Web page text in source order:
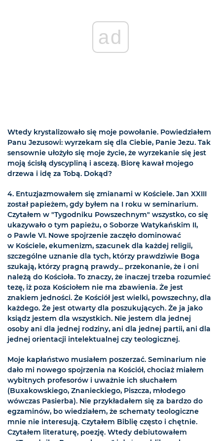
ad
Wtedy krystalizowało się moje powołanie. Powiedziałem
Panu Jezusowi: wyrzekam się dla Ciebie, Panie Jezu. Tak
sensownie ułożyło się moje życie, że wyrzekanie się jest
moją ścisłą dyscypliną i ascezą. Biorę kawał mojego
drzewa i idę za Tobą. Dokąd?
4. Entuzjazmowałem się zmianami w Kościele. Jan XXIII
został papieżem, gdy byłem na I roku w seminarium.
Czytałem w "Tygodniku Powszechnym" wszystko, co się
ukazywało o tym papieżu, o Soborze Watykańskim II,
o Pawle VI. Nowe spojrzenie zaczęło dominować
w Kościele, ekumenizm, szacunek dla każdej religii,
szczególne uznanie dla tych, którzy prawdziwie Boga
szukają, którzy pragną prawdy... przekonanie, że i oni
należą do Kościoła. To znaczy, że inaczej trzeba rozumieć
tezę, iż poza Kościołem nie ma zbawienia. Że jest
znakiem jedności. Że Kościół jest wielki, powszechny, dla
każdego. Że jest otwarty dla poszukujących. Że ja jako
ksiądz jestem dla wszystkich. Nie jestem dla jednej
osoby ani dla jednej rodziny, ani dla jednej partii, ani dla
jednej orientacji intelektualnej czy teologicznej.
Moje kapłaństwo musiałem poszerzać. Seminarium nie
dało mi nowego spojrzenia na Kościół, chociaż miałem
wybitnych profesorów i uważnie ich słuchałem
(Buxakowskiego, Znanieckiego, Piszcza, młodego
wówczas Pasierba). Nie przykładałem się za bardzo do
egzaminów, bo wiedziałem, że schematy teologiczne
mnie nie interesują. Czytałem Biblię często i chętnie.
Czytałem literaturę, poezję. Wtedy debiutowałem